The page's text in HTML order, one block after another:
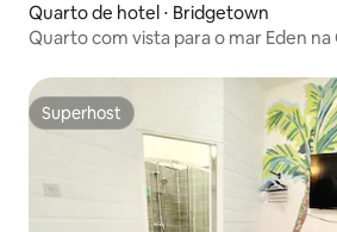
Quarto de hotel ⋅ Bridgetown
Quarto com vista para o mar Eden na
Superhost
Superhost